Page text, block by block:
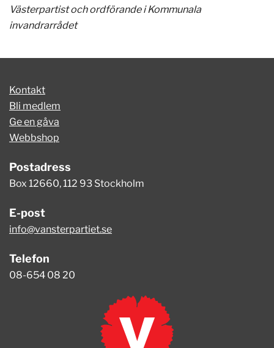
Västerpartist och ordförande i Kommunala
invandrarrådet
Kontakt
Bli medlem
Ge en gåva
Webbshop
Postadress
Box 12660, 112 93 Stockholm
E-post
info@vansterpartiet.se
Telefon
08-654 08 20